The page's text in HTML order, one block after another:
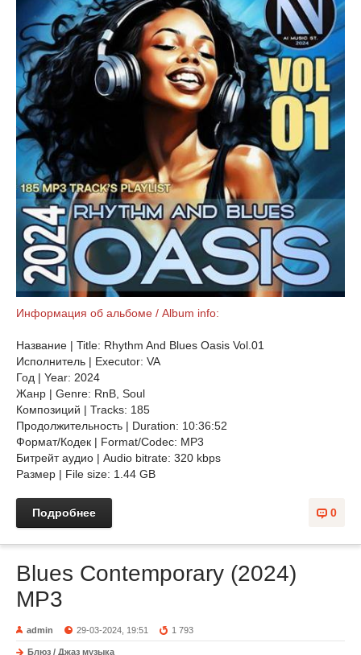
Информация об альбоме / Album info:
Название | Title: Rhythm And Blues Oasis Vol.01
Исполнитель | Executor: VA
Год | Year: 2024
Жанр | Genre: RnB, Soul
Композиций | Tracks: 185
Продолжительность | Duration: 10:36:52
Формат/Кодек | Format/Codec: MP3
Битрейт аудио | Audio bitrate: 320 kbps
Размер | File size: 1.44 GB
0
Подробнее
Blues Contemporary (2024)
MP3
admin 29-03-2024, 19:51 1 793
Блюз / Джаз музыка